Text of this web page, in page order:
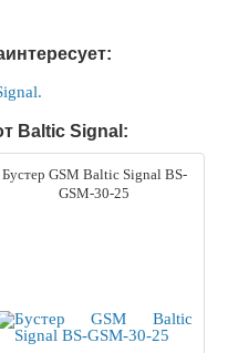
Baltic Signal:
Бустер GSM Baltic Signal BS-
GSM-30-25